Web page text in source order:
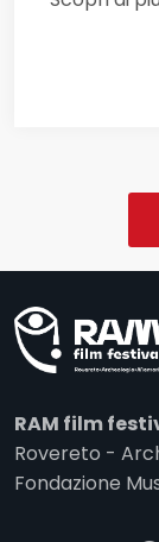
RAM film
Rovereto -
Fondazione